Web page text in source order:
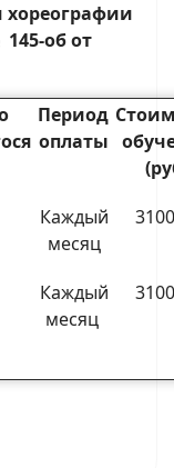
хореографии
об от
Период
оплаты
Каждый
месяц
Каждый
месяц